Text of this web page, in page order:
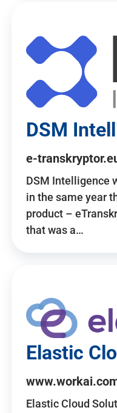
DSM
e-
DSM Intelligence
in the same year
product –
that was a…
Elastic
Elastic Cloud